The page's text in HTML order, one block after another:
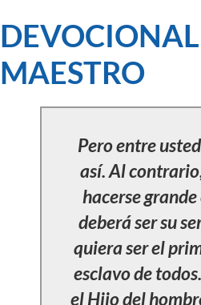
MAESTRO
Pero entre
así. Al
hacerse
deberá ser su
quiera ser el
esclavo de
el Hijo del